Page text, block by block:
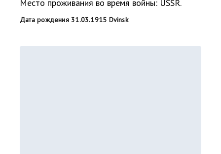
Место проживания во время войны: USSR.
Дата рождения 31.03.1915 Dvinsk